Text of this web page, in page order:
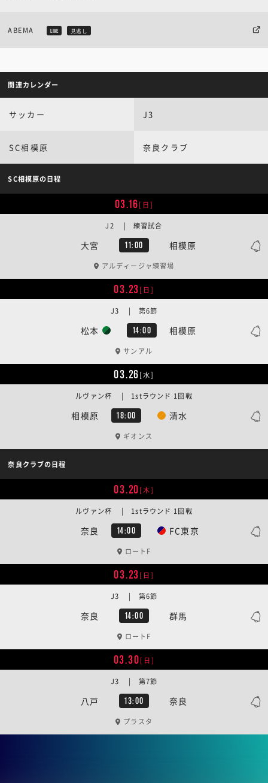
ABEMA LIVE 見逃し
関連カレンダー
サッカー J3
SC相模原 奈良クラブ
SC相模原の日程
03.16[日]
大宮 11:00 相模原
J2 | 練習試合
アルディージャ練習場
03.23[日]
松本 14:00 相模原
J3 | 第6節
サンアル
03.26[水]
相模原 18:00 清水
ルヴァン杯 | 1stラウンド 1回戦
ギオンス
奈良クラブの日程
03.20[木]
奈良 14:00 FC東京
ルヴァン杯 | 1stラウンド 1回戦
ロートF
03.23[日]
奈良 14:00 群馬
J3 | 第6節
ロートF
03.30[日]
八戸 13:00 奈良
J3 | 第7節
プラスタ